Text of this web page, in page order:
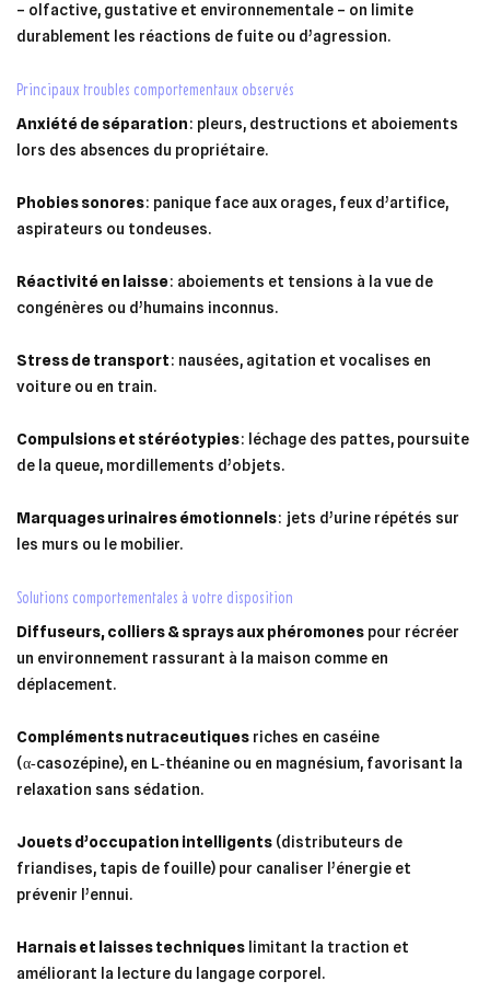
– olfactive, gustative et environnementale – on limite
durablement les réactions de fuite ou d’agression.
principaux troubles comportementaux observés
Anxiété de séparation: pleurs, destructions et aboiements
lors des absences du propriétaire.
Phobies sonores: panique face aux orages, feux d’artifice,
aspirateurs ou tondeuses.
Réactivité en laisse: aboiements et tensions à la vue de
congénères ou d’humains inconnus.
Stress de transport: nausées, agitation et vocalises en
voiture ou en train.
Compulsions et stéréotypies: léchage des pattes, poursuite
de la queue, mordillements d’objets.
Marquages urinaires émotionnels: jets d’urine répétés sur
les murs ou le mobilier.
solutions comportementales à votre disposition
Diffuseurs, colliers & sprays aux phéromones pour récréer
un environnement rassurant à la maison comme en
déplacement.
Compléments nutraceutiques riches en caséine
(α‑casozépine), en L‑théanine ou en magnésium, favorisant la
relaxation sans sédation.
Jouets d’occupation intelligents (distributeurs de
friandises, tapis de fouille) pour canaliser l’énergie et
prévenir l’ennui.
Harnais et laisses techniques limitant la traction et
améliorant la lecture du langage corporel.